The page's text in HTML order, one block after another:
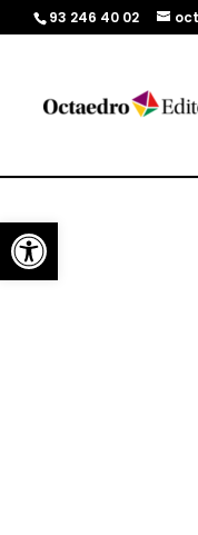
Abrir barra de herramientas
93 246 40 02